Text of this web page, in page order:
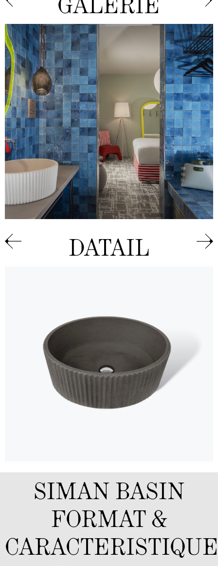
DATAIL
SIMAN BASIN
FORMAT &